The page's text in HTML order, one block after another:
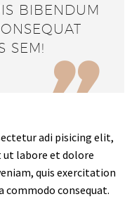
BIBENDUM
SEM!

adi pisicing elit,
ut labore et dolore
quis exercitation
commodo consequat.